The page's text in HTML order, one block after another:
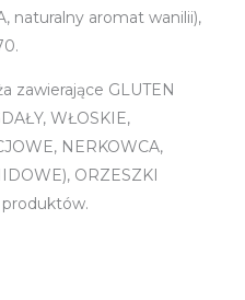
naturalny aromat wanilii),
zawierające GLUTEN
WŁOSKIE,
NERKOWCA,
ORZESZKI
produktów.